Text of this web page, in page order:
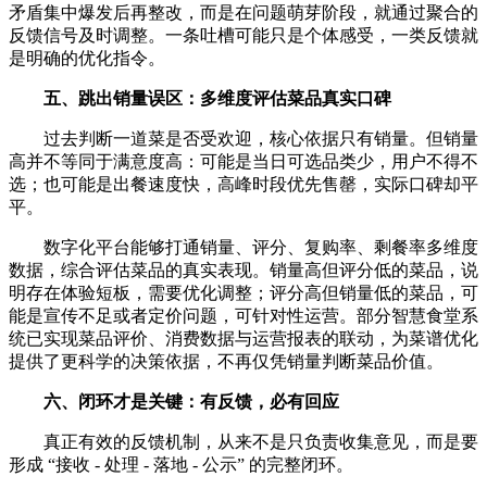
矛盾集中爆发后再整改，而是在问题萌芽阶段，就通过聚合的
反馈信号及时调整。一条吐槽可能只是个体感受，一类反馈就
是明确的优化指令。
五、跳出销量误区：多维度评估菜品真实口碑
过去判断一道菜是否受欢迎，核心依据只有销量。但销量
高并不等同于满意度高：可能是当日可选品类少，用户不得不
选；也可能是出餐速度快，高峰时段优先售罄，实际口碑却平
平。
数字化平台能够打通销量、评分、复购率、剩餐率多维度
数据，综合评估菜品的真实表现。销量高但评分低的菜品，说
明存在体验短板，需要优化调整；评分高但销量低的菜品，可
能是宣传不足或者定价问题，可针对性运营。部分智慧食堂系
统已实现菜品评价、消费数据与运营报表的联动，为菜谱优化
提供了更科学的决策依据，不再仅凭销量判断菜品价值。
六、闭环才是关键：有反馈，必有回应
真正有效的反馈机制，从来不是只负责收集意见，而是要
形成 “接收 - 处理 - 落地 - 公示” 的完整闭环。